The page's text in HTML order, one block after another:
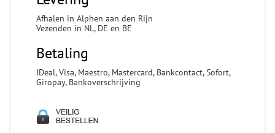
Afhalen in Alphen aan den Rijn
Vezenden in NL, DE en BE
Betaling
IDeal, Visa, Maestro, Mastercard, Bankcontact, Sofort,
Giropay, Bankoverschrijving